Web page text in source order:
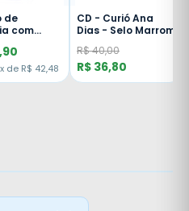
de
com
Curió Ana
Marrom
de R$ 42,48
CD - Curió Ana
Dias - Selo Marrom
R$ 40,00
R$ 36,80